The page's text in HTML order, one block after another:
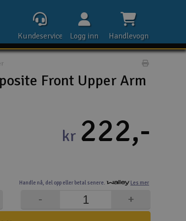
Handlevogn
Logg inn
Kundeservice
Front Upper Arm
Handle nå, del opp eller betal senere. Les mer
kr 222,-
+
-